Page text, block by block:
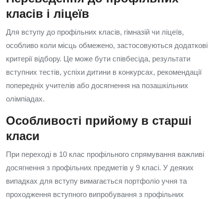
класів і ліцеїв
Для вступу до профільних класів, гімназій чи ліцеїв,
особливо коли місць обмежено, застосовуються додаткові
критерії відбору. Це може бути співбесіда, результати
вступних тестів, успіхи дитини в конкурсах, рекомендації
попередніх учителів або досягнення на позашкільних
олімпіадах.
Особливості прийому в старші
класи
При переході в 10 клас профільного спрямування важливі
досягнення з профільних предметів у 9 класі. У деяких
випадках для вступу вимагається портфоліо учня та
проходження вступного випробування з профільних